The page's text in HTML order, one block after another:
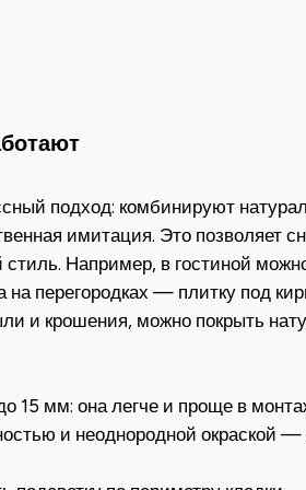
подход: комбинируют
имитация. Это позволяет
Например, в гостиной
перегородках — плитку под
и крошения, можно покрыть
15 мм: она легче и проще в
и неоднородной окраской —